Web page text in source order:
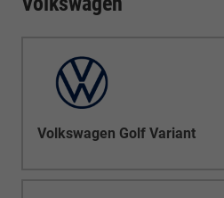
Volkswagen Golf Variant